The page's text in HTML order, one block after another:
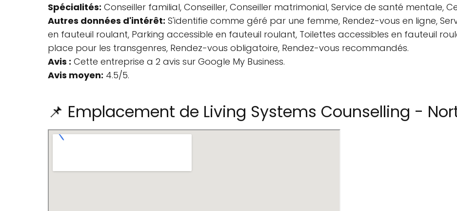
Spécialités: Conseiller familial, Conseiller, Conseiller matrimonial, Service de santé mentale,
Autres données d'intérêt: S'identifie comme géré par une femme, Rendez-vous en ligne,
en fauteuil roulant, Parking accessible en fauteuil roulant, Toilettes accessibles en fauteuil
place pour les transgenres, Rendez-vous obligatoire, Rendez-vous recommandés.
Avis : Cette entreprise a 2 avis sur Google My Business.
Avis moyen: 4.5/5.
📌 Emplacement de Living Systems Counselling -